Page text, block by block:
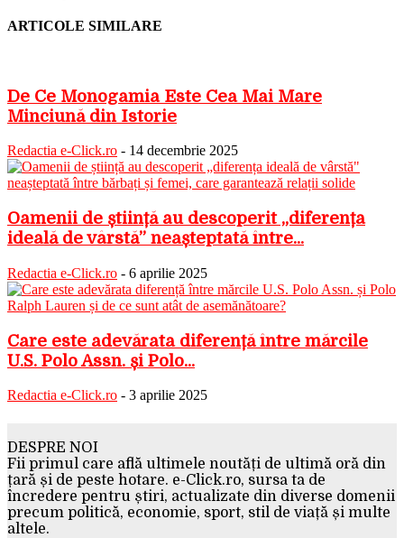
ARTICOLE SIMILARE
De Ce Monogamia Este Cea Mai Mare
Minciună din Istorie
Redactia e-Click.ro - 14 decembrie 2025
Oamenii de știință au descoperit „diferența
ideală de vârstă” neașteptată între...
Redactia e-Click.ro - 6 aprilie 2025
Care este adevărata diferență între mărcile
U.S. Polo Assn. și Polo...
Redactia e-Click.ro - 3 aprilie 2025
DESPRE NOI
Fii primul care află ultimele noutăți de ultimă oră din
țară și de peste hotare. e-Click.ro, sursa ta de
încredere pentru știri, actualizate din diverse domenii
precum politică, economie, sport, stil de viață și multe
altele.